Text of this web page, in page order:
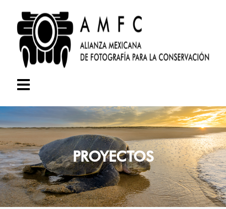
PROYECTOS